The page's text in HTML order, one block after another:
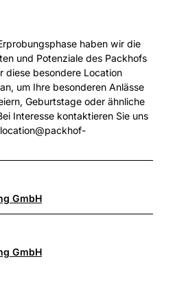
haben wir die
und Potenziale des Packhofs
diese besondere Location
um Ihre besonderen Anlässe
Geburtstage oder ähnliche
Interesse kontaktieren Sie uns
GmbH
GmbH